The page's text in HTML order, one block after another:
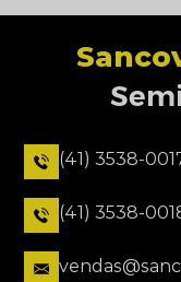
(41) 3538-
(41) 3538-